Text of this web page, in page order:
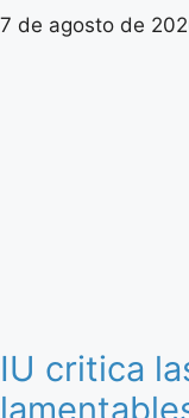
7 de agosto de
IU critica